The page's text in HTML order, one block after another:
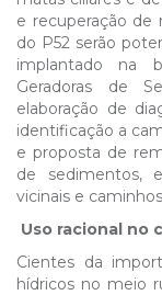
e recuperação de
do P52 serão
implantado na
Geradoras de
elaboração de
identificação a
e proposta de
de sedimentos,
vicinais e
Uso racional no
Cientes da
hídricos no meio